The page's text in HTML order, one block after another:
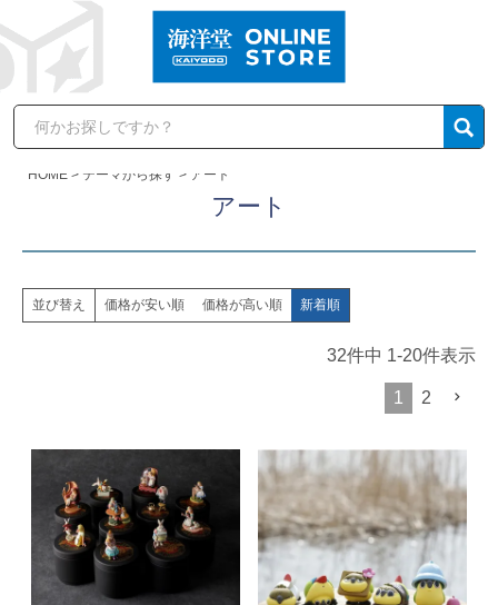
HOME テーマから探す アート
アート
並び替え 価格が安い順 価格が高い順 新着順
32件中 1-20件表示
1 2